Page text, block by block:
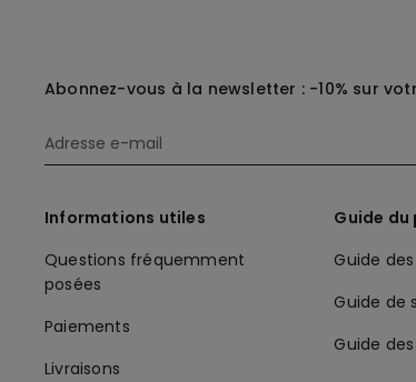
Abonnez-vous à la newsletter : -10% sur
Informations utiles
Questions fréquemment
posées
Paiements
Livraisons
Guide
Guide
Guide de
Guide